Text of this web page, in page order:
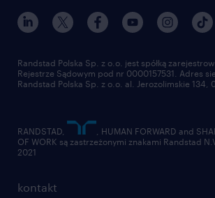
kontakt
Randstad Polska Sp. z o.o. jest spółką
Rejestrze Sądowym pod nr 0000157531. Adres
Randstad Polska Sp. z o.o. al. Jerozolimskie 134,
RANDSTAD,
, HUMAN FORWARD and
OF WORK są zastrzeżonymi znakami Randstad
2021